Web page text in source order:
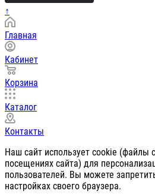
↑
Главная
Кабинет
Корзина
Каталог
Контакты
Наш сайт использует cookie
посещениях сайта) для
пользователей. Вы можете
настройках своего браузера.